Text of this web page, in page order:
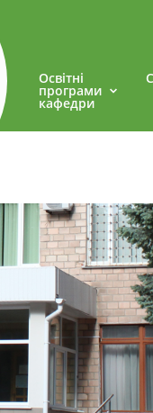
Освітні
програми
кафедри